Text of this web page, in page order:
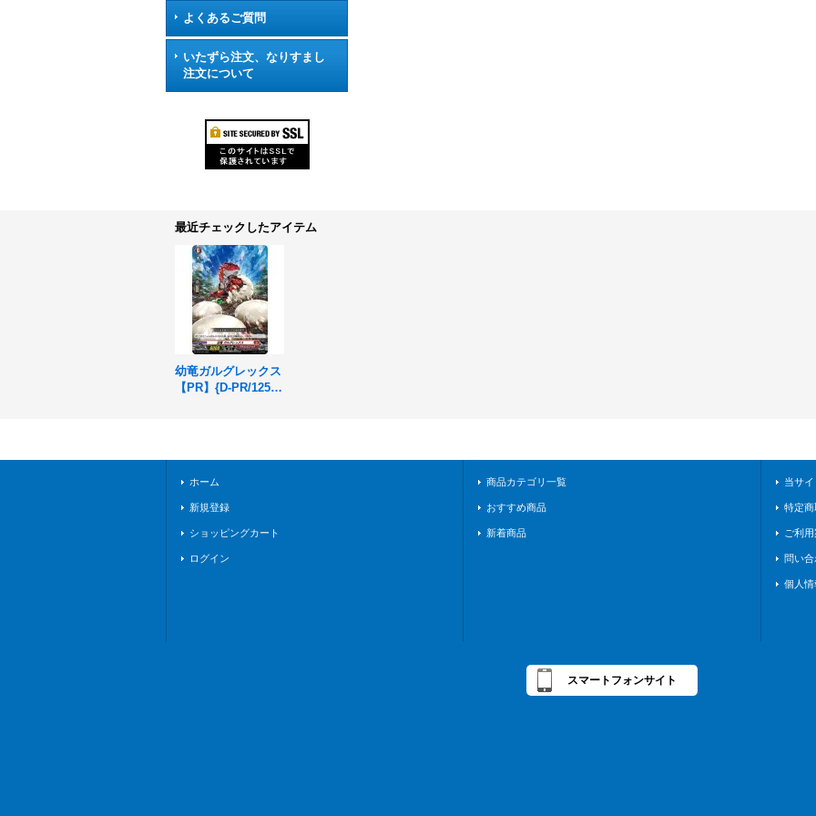
よくあるご質問
いたずら注文、なりすまし
注文について
最近チェックしたアイテム
幼竜ガルグレックス
【PR】{D-PR/1251}
ホーム
新規登録
ショッピングカート
ログイン
商品カテゴリ一覧
おすすめ商品
新着商品
当サ
特定
ご利
問い合
個人
スマートフォンサイト